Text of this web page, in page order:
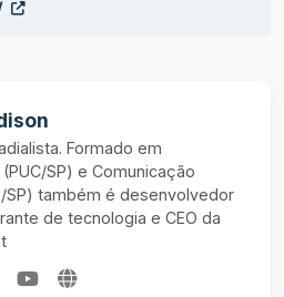
Formado em
SP) e Comunicação
SP) também é desenvolvedor
de tecnologia e CEO da